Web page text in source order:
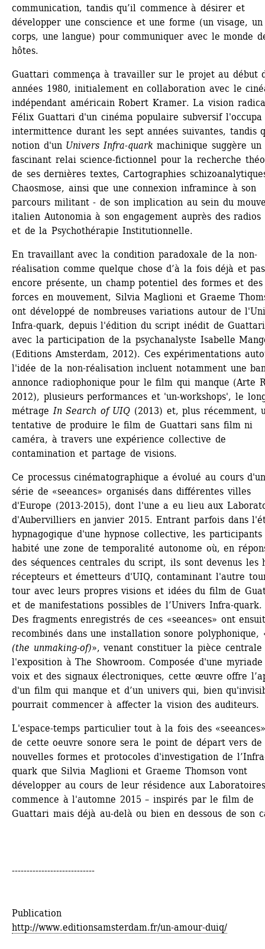
communication, tandis qu’il commence à désirer et
développer une conscience et une forme (un visage, un
corps, une langue) pour communiquer avec le monde
hôtes.
Guattari commença à travailler sur le projet au début
années 1980, initialement en collaboration avec le
indépendant américain Robert Kramer. La vision
Félix Guattari d'un cinéma populaire subversif l'occupa
intermittence durant les sept années suivantes, tandis
notion d'un Univers Infra-quark machinique suggère un
fascinant relai science-fictionnel pour la recherche
de ses dernières textes, Cartographies
Chaosmose, ainsi que une connexion inframince à son
parcours militant - de son implication au sein du
italien Autonomia à son engagement auprès des radios
et de la Psychothérapie Institutionnelle.
En travaillant avec la condition paradoxale de la non-
réalisation comme quelque chose d’à la fois déjà et pas
encore présente, un champ potentiel des formes et des
forces en mouvement, Silvia Maglioni et Graeme
ont développé de nombreuses variations autour de
Infra-quark, depuis l'édition du script inédit de
avec la participation de la psychanalyste Isabelle
(Editions Amsterdam, 2012). Ces expérimentations
l'idée de la non-réalisation incluent notamment une
annonce radiophonique pour le film qui manque (Arte
2012), plusieurs performances et 'un-workshops', le
métrage In Search of UIQ (2013) et, plus récemment,
tentative de produire le film de Guattari sans film ni
caméra, à travers une expérience collective de
contamination et partage de visions.
Ce processus cinématographique a évolué au cours
série de «seeances» organisés dans différentes villes
d'Europe (2013-2015), dont l'une a eu lieu aux
d'Aubervilliers en janvier 2015. Entrant parfois dans
hypnagogique d'une hypnose collective, les
habité une zone de temporalité autonome où, en
des séquences centrales du script, ils sont devenus les
récepteurs et émetteurs d'UIQ, contaminant l'autre
tour avec leurs propres visions et idées du film de
et de manifestations possibles de l’Univers Infra-quark.
Des fragments enregistrés de ces «seeances» ont
recombinés dans une installation sonore polyphonique,
(the unmaking-of)», venant constituer la pièce centrale
l'exposition à The Showroom. Composée d'une myriade
voix et des signaux électroniques, cette œuvre offre
d'un film qui manque et d’un univers qui, bien
pourrait commencer à affecter la vision des auditeurs.
L'espace-temps particulier tout à la fois des
de cette oeuvre sonore sera le point de départ vers de
nouvelles formes et protocoles d'investigation de
quark que Silvia Maglioni et Graeme Thomson vont
développer au cours de leur résidence aux
commence à l'automne 2015 – inspirés par le film de
Guattari mais déjà au-delà ou bien en dessous de son
----------------------------
Publication
http://www.editionsamsterdam.fr/un-amour-duiq/